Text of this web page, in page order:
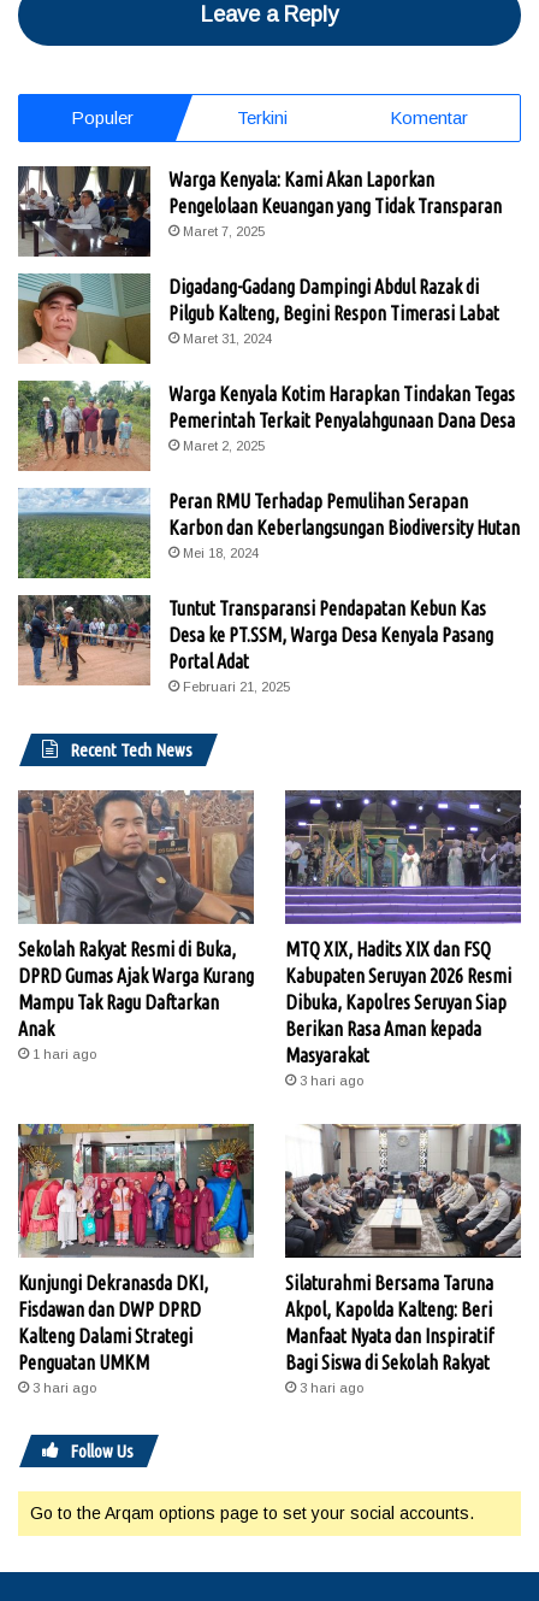
Leave a Reply
Populer Terkini Komentar
Warga Kenyala: Kami Akan Laporkan
Pengelolaan Keuangan yang Tidak Transparan
Maret 7, 2025
Digadang-Gadang Dampingi Abdul Razak di
Pilgub Kalteng, Begini Respon Timerasi Labat
Maret 31, 2024
Warga Kenyala Kotim Harapkan Tindakan Tegas
Pemerintah Terkait Penyalahgunaan Dana Desa
Maret 2, 2025
Peran RMU Terhadap Pemulihan Serapan
Karbon dan Keberlangsungan Biodiversity Hutan
Mei 18, 2024
Tuntut Transparansi Pendapatan Kebun Kas
Desa ke PT.SSM, Warga Desa Kenyala Pasang
Portal Adat
Februari 21, 2025
Recent Tech News
Sekolah Rakyat Resmi di Buka,
DPRD Gumas Ajak Warga Kurang
Mampu Tak Ragu Daftarkan
Anak
1 hari ago
MTQ XIX, Hadits XIX dan FSQ
Kabupaten Seruyan 2026 Resmi
Dibuka, Kapolres Seruyan Siap
Berikan Rasa Aman kepada
Masyarakat
3 hari ago
Kunjungi Dekranasda DKI,
Fisdawan dan DWP DPRD
Kalteng Dalami Strategi
Penguatan UMKM
3 hari ago
Silaturahmi Bersama Taruna
Akpol, Kapolda Kalteng: Beri
Manfaat Nyata dan Inspiratif
Bagi Siswa di Sekolah Rakyat
3 hari ago
Follow Us
Go to the Arqam options page to set your social accounts.